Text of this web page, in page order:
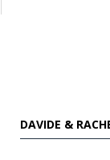
DAVIDE &